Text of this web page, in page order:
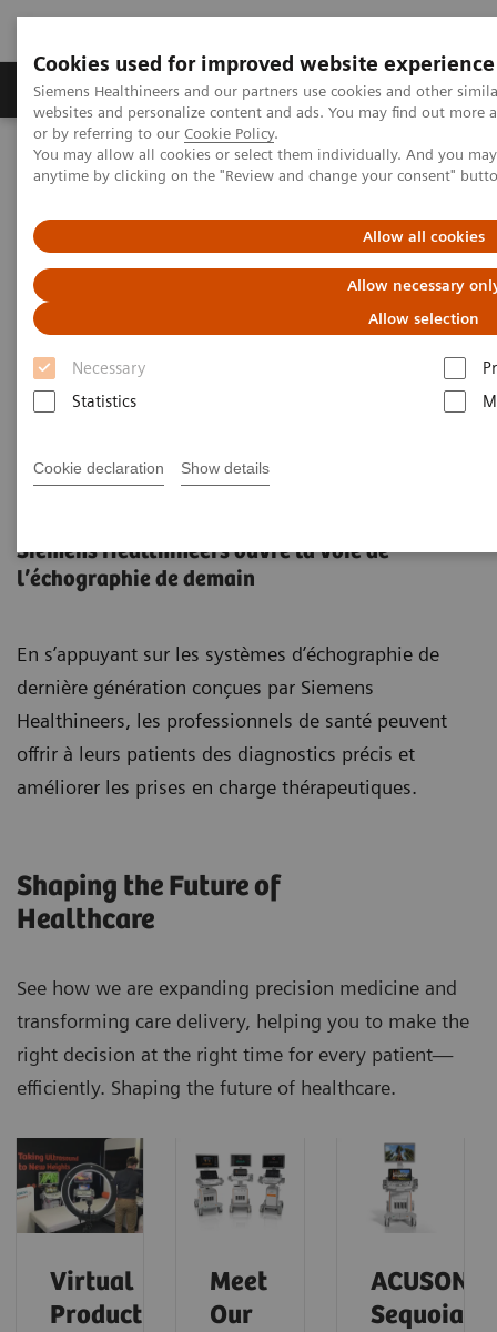
Cookies used for improved website experience
Siemens Healthineers and our partners use cookies and other
websites and personalize content and ads. You may find out
or by referring to our Cookie Policy.
You may allow all cookies or select them individually. And you
anytime by clicking on the "Review and change your consent"
Allow all cookies
Allow necessary
Allow selection
Necessary
Statistics
Cookie declaration Show details
Produits & Services À propos de
Home Imagerie Médicale Echographie
Siemens Healthineers ouvre la voie de
l’échographie de demain
En s’appuyant sur les systèmes d’échographie de
dernière génération conçues par Siemens
Healthineers, les professionnels de santé peuvent
offrir à leurs patients des diagnostics précis et
améliorer les prises en charge thérapeutiques.
Shaping the Future of
Healthcare
See how we are expanding precision medicine and
transforming care delivery, helping you to make the
right decision at the right time for every patient—
efficiently. Shaping the future of healthcare.
Virtual
Product
Meet
Our
ACUSON
Sequoia